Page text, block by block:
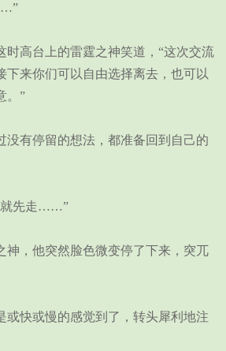
高台上的雷霆之神笑道，“这次交流
下来你们可以自由选择离去，也可以
。”
有停留的想法，都准备回到自己的
就先走……”
，他突然脸色微变停了下来，突兀
快或慢的感觉到了，转头犀利地注